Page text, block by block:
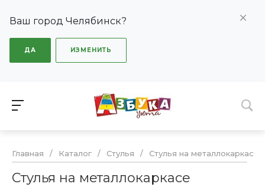
Ваш город Челябинск?
ДА ИЗМЕНИТЬ
Главная / Каталог / Стулья / Стулья на металлокаркасе
Стулья на металлокаркасе